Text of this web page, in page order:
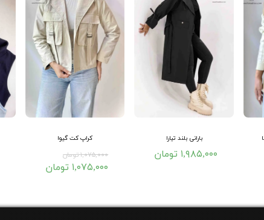
کراپ کت گیوا
۱,۰۷۵,۰۰۰ تومان
۱,۰۷۵,۰۰۰ تومان
بارانی بلند تیارا
۱,۹۸۵,۰۰۰ تومان